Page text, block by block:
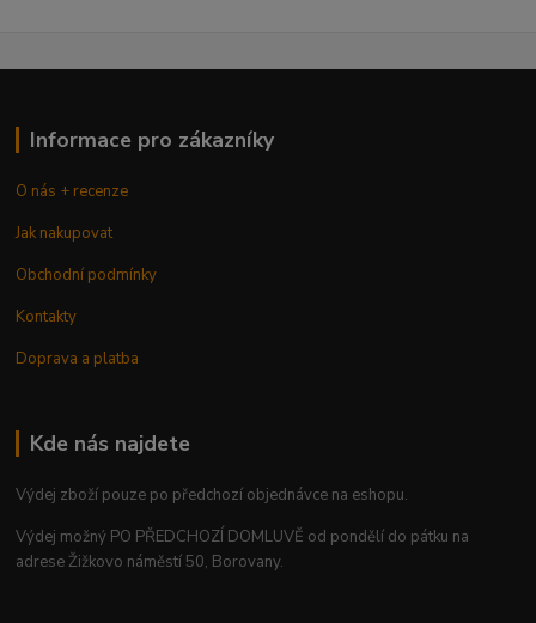
Informace pro zákazníky
O nás + recenze
Jak nakupovat
Obchodní podmínky
Kontakty
Doprava a platba
Kde nás najdete
Výdej zboží pouze po předchozí objednávce na eshopu.
Výdej možný PO PŘEDCHOZÍ DOMLUVĚ od pondělí do pátku na
adrese Žižkovo náměstí 50, Borovany.